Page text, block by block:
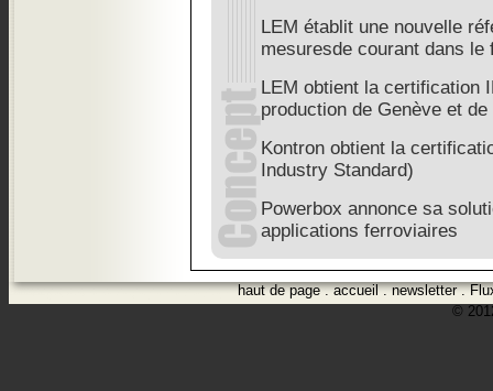
LEM établit une nouvelle
mesuresde courant dans le
LEM obtient la certification
production de Genève et de
Kontron obtient la
Industry Standard)
Powerbox annonce sa
applications ferroviaires
haut de page.accueil.newsletter.
©